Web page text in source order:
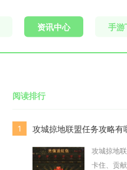
资讯中心 手游
阅读排行
1 攻城掠地联盟任务攻略有
攻城掠地
卡住、贡